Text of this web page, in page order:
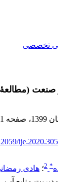
تخصصی
(مطالعۀ
، صفحه
*
2؛ هادی